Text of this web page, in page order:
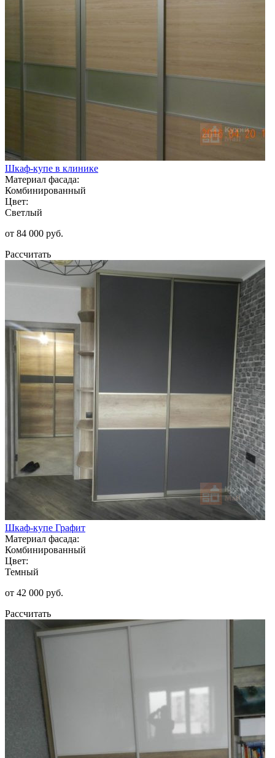
Шкаф-купе в клинике
Материал фасада:
Комбинированный
Цвет:
Светлый
от 84 000 руб.
Рассчитать
Шкаф-купе Графит
Материал фасада:
Комбинированный
Цвет:
Темный
от 42 000 руб.
Рассчитать